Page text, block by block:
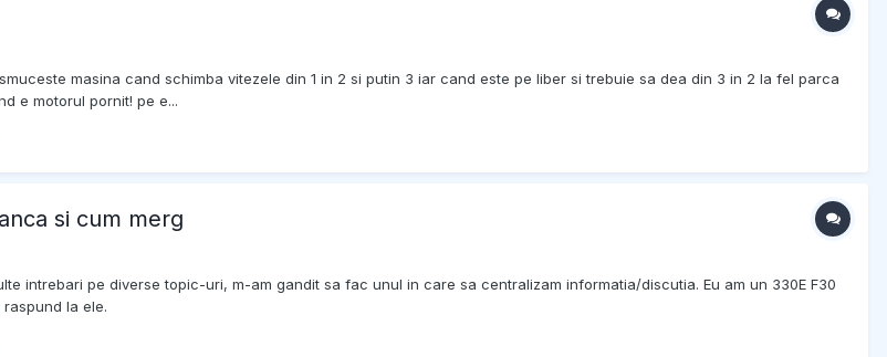
masina cand schimba vitezele din 1 in 2 si putin 3 iar cand este pe liber si trebuie sa dea din 3 in 2 la fel parca
e motorul pornit! pe e...
si cum merg
intrebari pe diverse topic-uri, m-am gandit sa fac unul in care sa centralizam informatia/discutia. Eu am un 330E F30
la ele.